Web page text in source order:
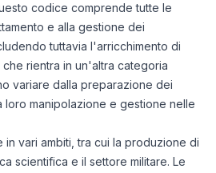
codice comprende tutte le
e alla gestione dei
tuttavia l'arricchimento di
rientra in un'altra categoria
variare dalla preparazione dei
loro manipolazione e gestione nelle
in vari ambiti, tra cui la produzione di
scientifica e il settore militare. Le